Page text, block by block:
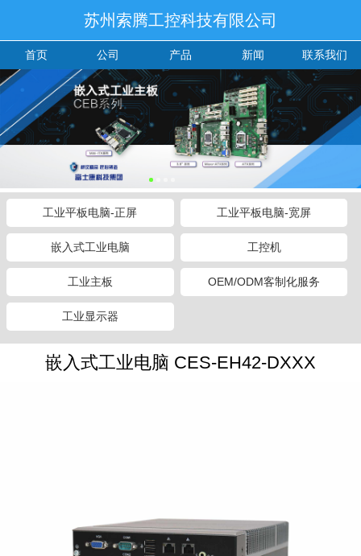
苏州索腾工控科技有限公司
首页 公司 产品 新闻 联系我们
工业平板电脑-正屏 工业平板电脑-宽屏
嵌入式工业电脑 工控机
工业主板 OEM/ODM客制化服务
工业显示器
嵌入式工业电脑 CES-EH42-DXXX